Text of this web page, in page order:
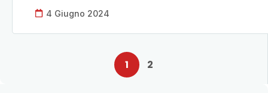
4 Giugno 2024
1 2